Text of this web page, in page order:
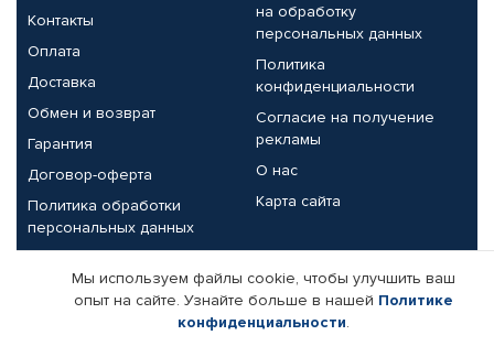
Контакты
Оплата
Доставка
Обмен и возврат
Гарантия
Договор-оферта
Политика обработки
персональных данных
на обработку
персональных данных
Политика
конфиденциальности
Согласие на получение
рекламы
О нас
Карта сайта
Партнерам
Корпоративным клиентам
Реквизиты компании
Мы используем файлы cookie, чтобы улучшить ваш
опыт на сайте. Узнайте больше в нашей Политике
конфиденциальности.